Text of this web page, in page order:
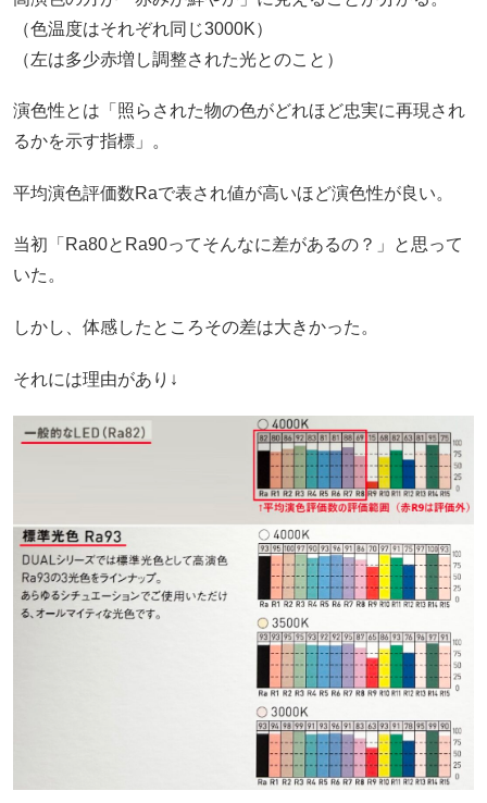
（色温度はそれぞれ同じ3000K）
（左は多少赤増し調整された光とのこと）
演色性とは「照らされた物の色がどれほど忠実に再現され
るかを示す指標」。
平均演色評価数Raで表され値が高いほど演色性が良い。
当初「Ra80とRa90ってそんなに差があるの？」と思って
いた。
しかし、体感したところその差は大きかった。
それには理由があり↓